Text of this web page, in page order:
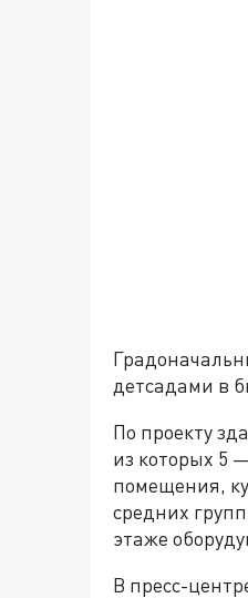
детсадами в
По проекту
из которых 5
помещения,
средних
этаже
В пресс-